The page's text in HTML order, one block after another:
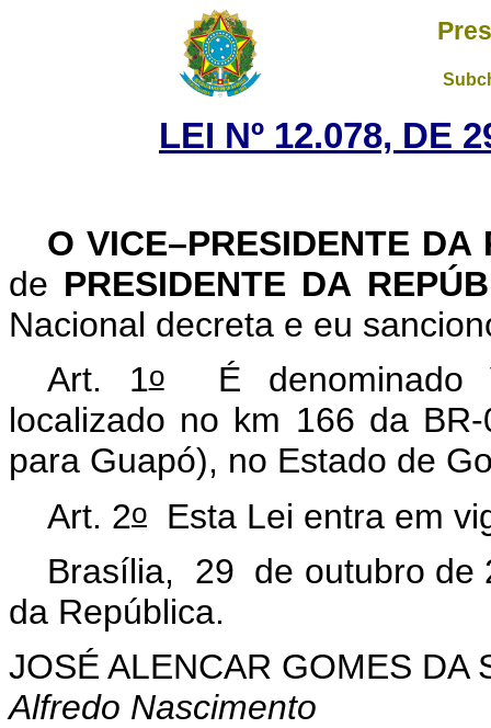
LEI Nº 12.078, DE
O VICE–PRESIDENTE
de PRESIDENTE DA
Nacional decreta e eu
Art. 1oÉ denominado
localizado no km 166 da
para Guapó), no Estado de
Art. 2o Esta Lei entra em
Brasília, 29 de outubro de
da República.
JOSÉ ALENCAR GOMES DA
Alfredo Nascimento